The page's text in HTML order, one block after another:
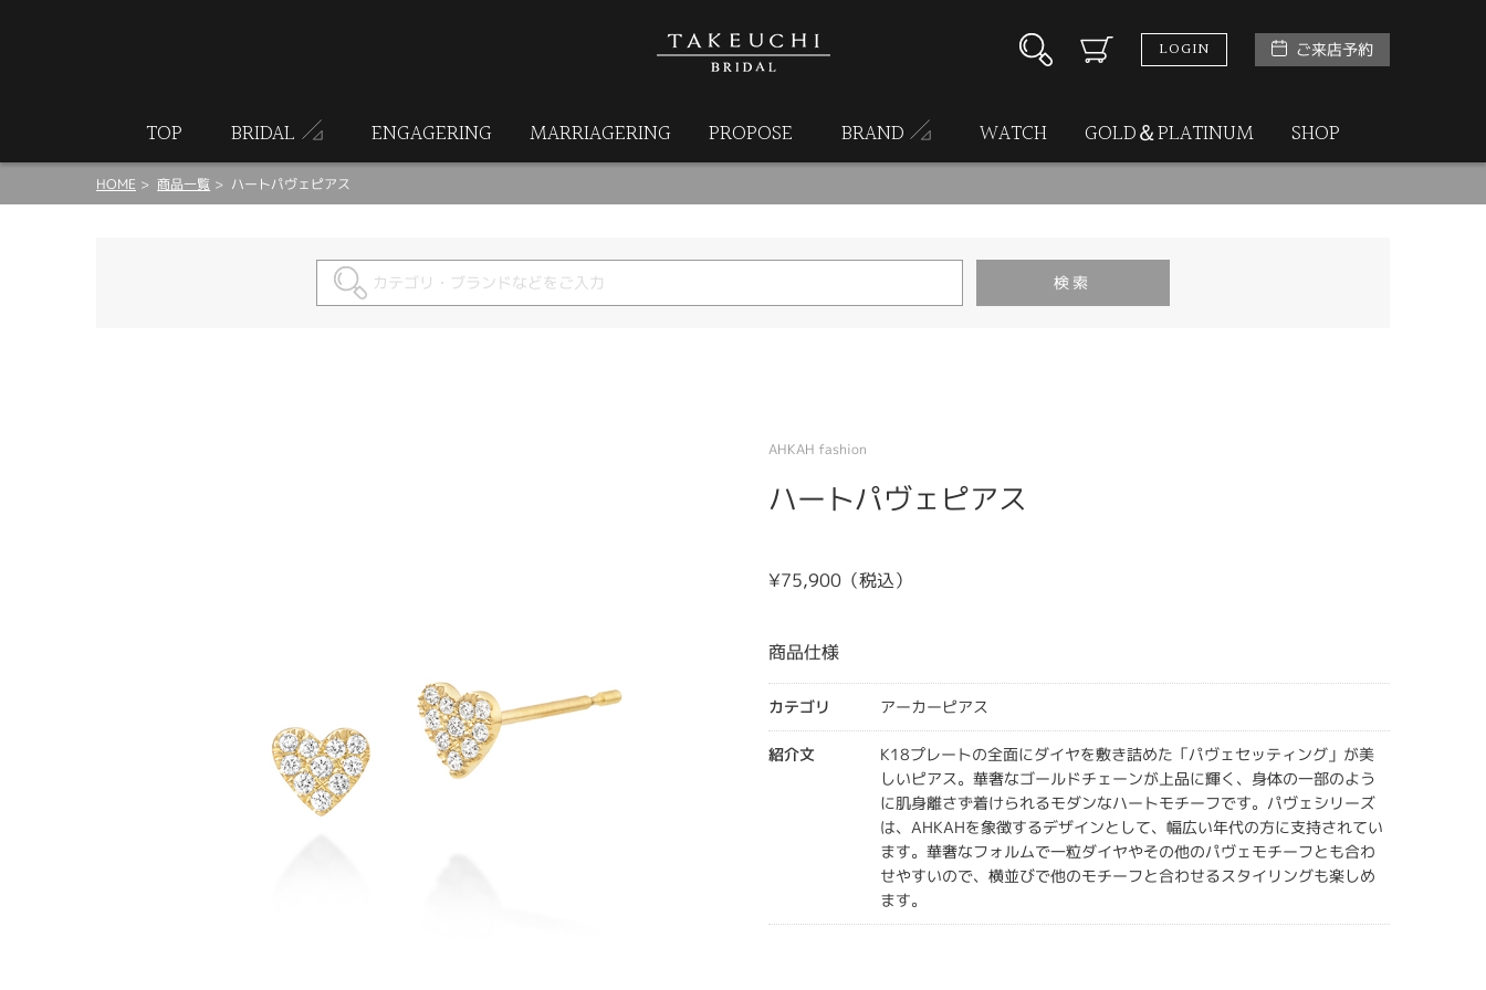
LOGIN ご来店予約
TOP BRIDAL ENGAGERING MARRIAGERING PROPOSE BRAND WATCH GOLD＆PLATINUM SHOP
HOME 商品一覧 ハートパヴェピアス
AHKAH fashion
ハートパヴェピアス
¥75,900（税込）
商品仕様
カテゴリ アーカーピアス
紹介文
K18プレートの全面にダイヤを敷き詰めた「パヴェセッティング」が美
しいピアス。華奢なゴールドチェーンが上品に輝く、身体の一部のよう
に肌身離さず着けられるモダンなハートモチーフです。パヴェシリーズ
は、AHKAHを象徴するデザインとして、幅広い年代の方に支持されてい
ます。華奢なフォルムで一粒ダイヤやその他のパヴェモチーフとも合わ
せやすいので、横並びで他のモチーフと合わせるスタイリングも楽しめ
ます。